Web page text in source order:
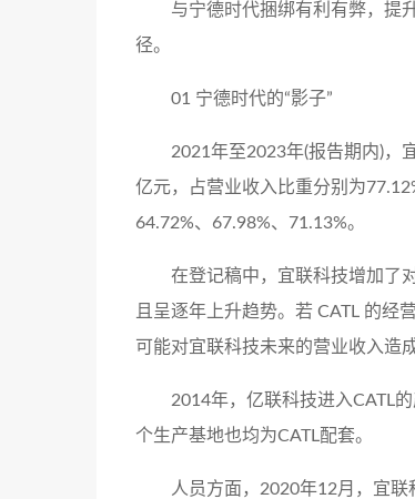
与宁德时代捆绑有利有弊，提
径。
01 宁德时代的“影子”
2021年至2023年(报告期内)，
亿元，占营业收入比重分别为
64.72%、67.98%、71.13%。
在登记稿中，宜联科技增加了
且呈逐年上升趋势。若 CATL 的经
可能对宜联科技未来的营业收入造
2014年，亿联科技进入CATL
个生产基地也均为CATL配套。
人员方面，2020年12月，宜联